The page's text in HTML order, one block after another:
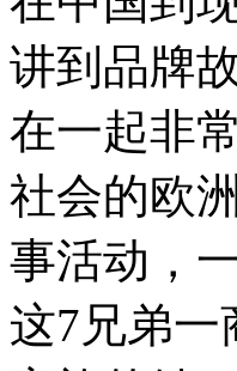
讲到品牌
在一起非
社会的欧
事活动，
这7兄弟一